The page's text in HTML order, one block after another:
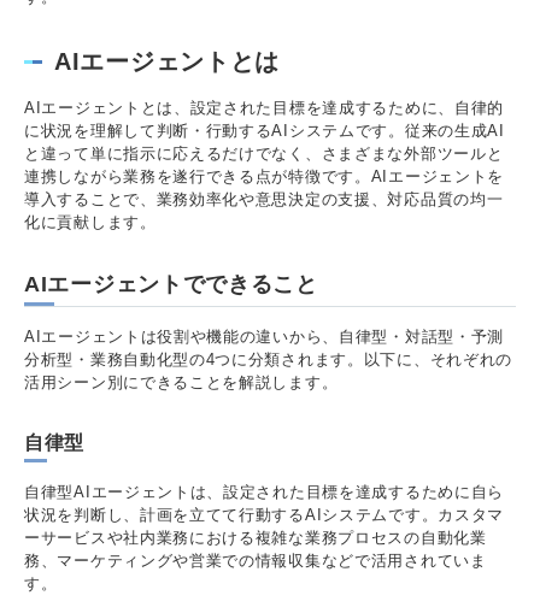
AIエージェントとは
AIエージェントとは、設定された目標を達成するために、自律的
に状況を理解して判断・行動するAIシステムです。従来の生成AI
と違って単に指示に応えるだけでなく、さまざまな外部ツールと
連携しながら業務を遂行できる点が特徴です。AIエージェントを
導入することで、業務効率化や意思決定の支援、対応品質の均一
化に貢献します。
AIエージェントでできること
AIエージェントは役割や機能の違いから、自律型・対話型・予測
分析型・業務自動化型の4つに分類されます。以下に、それぞれの
活用シーン別にできることを解説します。
自律型
自律型AIエージェントは、設定された目標を達成するために自ら
状況を判断し、計画を立てて行動するAIシステムです。カスタマ
ーサービスや社内業務における複雑な業務プロセスの自動化業
務、マーケティングや営業での情報収集などで活用されていま
す。